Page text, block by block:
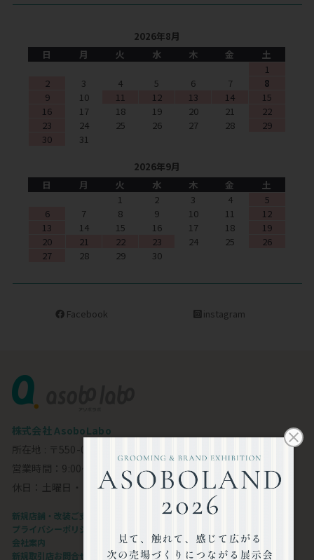
2026年8月
日
月 火 水 木 金
土
1
2
3 4 5 6 7
8
9
10 11 12 13 14
15
16
17 18 19 20 21
22
23
24 25 26 27 28
29
30
31
2026年9月
日
月 火 水 木 金
土
1
2 3 4
5
6
7 8 9 10 11
12
13
14 15 16 17 18
19
20
21 22 23 24 25
26
27
28 29 30
Facebook instagram
株式会社 AsoboLabo
所在地 : 〒550-0002 大阪市西区江戸堀1-23-11 6F
営業時間：9:00～18:00
休日：土曜日・日曜日・祝日
新規店舗・改装ご支援します
プライバシーポリシー
会社案内
新規取引店お問合せフォーム